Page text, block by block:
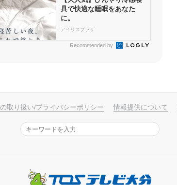
具で快適な睡眠をあなた
に。
アイリスプラザ
Recommended by
取り扱い/プライバシーポリシー 情報提供について